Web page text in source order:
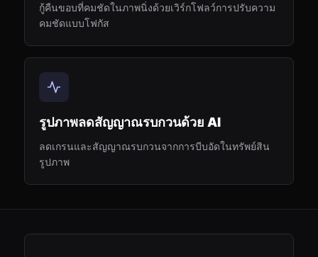
กู้คืนขอบที่คมชัดในภาพนิ่งด้วยเวิร์กโฟลว์การปรับความ
คมชัดแบบโฟกัส
รูปภาพลดสัญญาณรบกวนด้วย AI
ลดเกรนและสัญญาณรบกวนจากการบีบอัดในทรัพย์สิน
รูปภาพ